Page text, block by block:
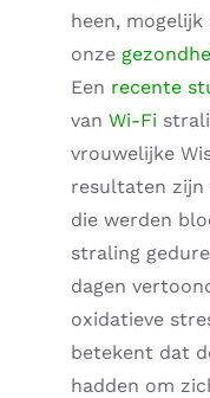
Blog
Winkelwagen
Zirbeldrüse
Home –
heen,
onze
Een recente
van Wi-Fi
vrouwelijke
resultaten zijn
die werden
straling
dagen
oxidatieve
betekent dat
hadden om